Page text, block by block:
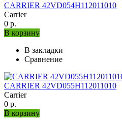
CARRIER 42VD054H112011010
Carrier
0 р.
В корзину
В закладки
Сравнение
CARRIER 42VD055H112011010
Carrier
0 р.
В корзину